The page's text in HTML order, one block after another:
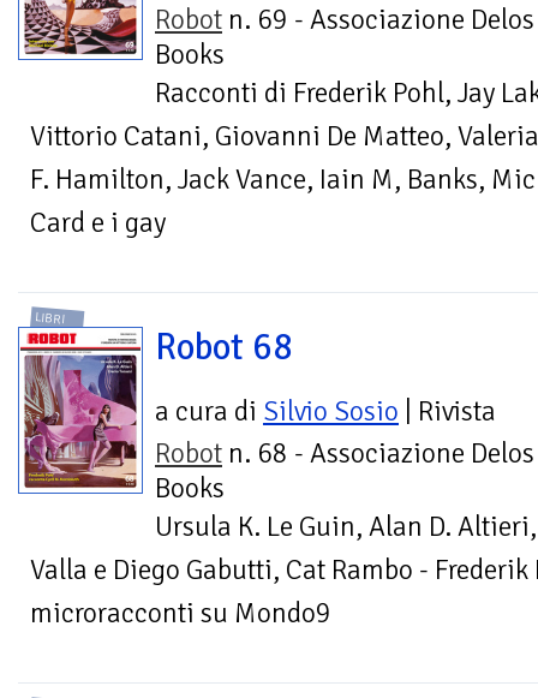
Robot n. 69 - Associazione Delos
Books
Racconti di Frederik Pohl, Jay
Vittorio Catani, Giovanni De Matteo,
F. Hamilton, Jack Vance, Iain M, Banks,
Card e i gay
LIBRI
Robot 68
a cura di Silvio Sosio | Rivista
Robot n. 68 - Associazione Delos
Books
Ursula K. Le Guin, Alan D.
Valla e Diego Gabutti, Cat Rambo -
microracconti su Mondo9